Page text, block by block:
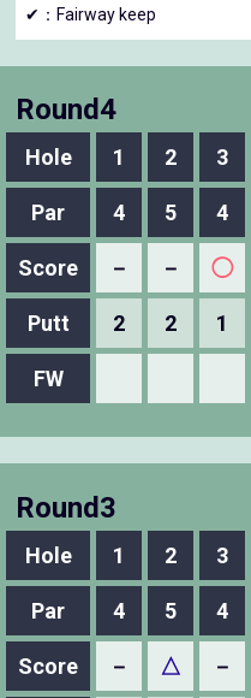
✔：Fairway keep
Round4
Hole 1 2 3
Par 4 5 4
Score － － ◯
Putt 2 2 1
FW
Round3
Hole 1 2 3
Par 4 5 4
Score － △ －